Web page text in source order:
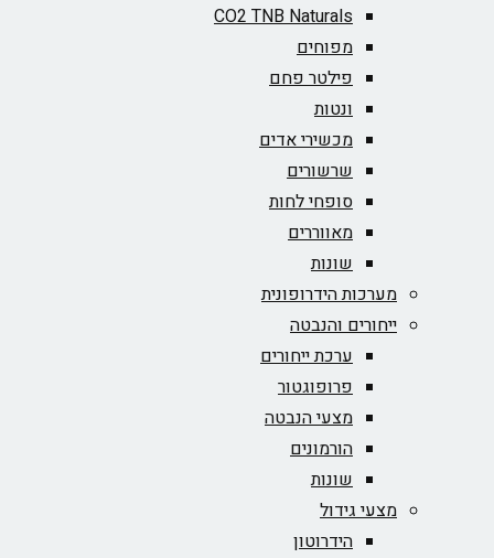
CO2 TNB Naturals
מפוחים
פילטר פחם
ונטות
מכשירי אדים
שרשורים
סופחי לחות
מאווררים
שונות
מערכות הידרופונית
ייחורים והנבטה
ערכת ייחורים
פרופוגטור
מצעי הנבטה
הורמונים
שונות
מצעי גידול
הידרוטון